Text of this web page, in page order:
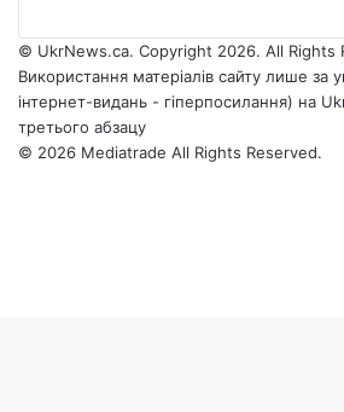
© UkrNews.ca. Copyright 2026. All Rights
Використання матеріалів сайту лише за
інтернет-видань - гіперпосилання) на
третього абзацу
© 2026 Mediatrade All Rights Reserved.